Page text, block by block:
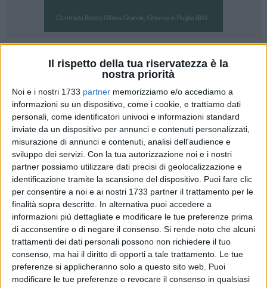
Il rispetto della tua riservatezza è la
nostra priorità
Noi e i nostri 1733 partner memorizziamo e/o accediamo a
informazioni su un dispositivo, come i cookie, e trattiamo dati
personali, come identificatori univoci e informazioni standard
inviate da un dispositivo per annunci e contenuti personalizzati,
misurazione di annunci e contenuti, analisi dell'audience e
sviluppo dei servizi. Con la tua autorizzazione noi e i nostri
partner possiamo utilizzare dati precisi di geolocalizzazione e
identificazione tramite la scansione del dispositivo. Puoi fare clic
per consentire a noi e ai nostri 1733 partner il trattamento per le
finalità sopra descritte. In alternativa puoi accedere a
informazioni più dettagliate e modificare le tue preferenze prima
di acconsentire o di negare il consenso. Si rende noto che alcuni
trattamenti dei dati personali possono non richiedere il tuo
consenso, ma hai il diritto di opporti a tale trattamento. Le tue
preferenze si applicheranno solo a questo sito web. Puoi
modificare le tue preferenze o revocare il consenso in qualsiasi
Cominceranno nei prossimi giorni i lavori di adeguamento
del cinema comunale e che riguarderanno un restyiling
generale dei vari ambienti del cinema.
Lo comunica l'assessore ai Lavori pubblici, Michele Casino
che aggiunge: "La riqualificazione della rete dei contenitori
culturali rappresenta un importante azione, che aggiunge
qualità all'offerta della nostra città che vive una fase storica
di straordinaria vivacità. Proprio sul tema delle strutture
adibite alle rappresentazioni culturali – prosegue l'assessore
- questa amministrazione ha da tempo impostato la propria
attività, in un contesto che prosegue la sua costante crescita
e che richiede misure adeguate".
Gli interventi, eseguiti dalla ditta Eraclea Strade srl per un